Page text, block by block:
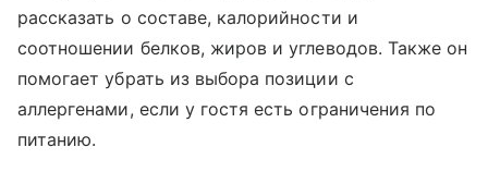
рассказать о составе, калорийности и
соотношении белков, жиров и углеводов. Также он
помогает убрать из выбора позиции с
аллергенами, если у гостя есть ограничения по
питанию.